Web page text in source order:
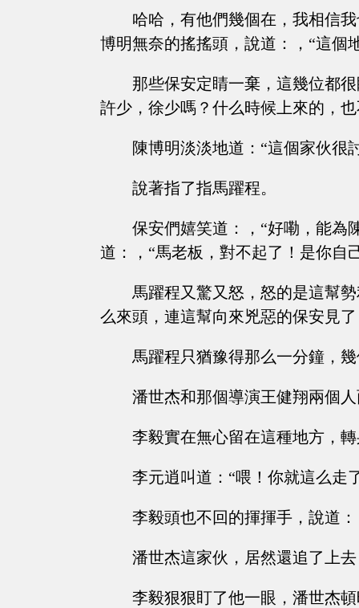
哈哈，有他們幾個在，我相信
博明無奈的搖搖頭，說道：，“這個
那些保安定睛一棄，這幾位都
許少，徐少嗎？什么時候上來的，
陳博明淡淡地道：“這個家伙很
說著指了指馬躍程。
保安們嬉笑道：，“好嘞，能為
道：，“馬老板，對不起了！是你自
馬躍程又驚又怒，怒的是這幫
么來頭，連這幫向來兇惡的保安見
馬躍程只猶豫得那么一分鐘，
潘世杰和那個導演王健翔兩個
李毅實在無心留在這種地方，
李元逍叫道：“喂！你就這么走
李毅頭也不回的揮揮手，說道
潘世杰這家伙，居然還追了上
李毅狠狠盯了他一眼，潘世杰